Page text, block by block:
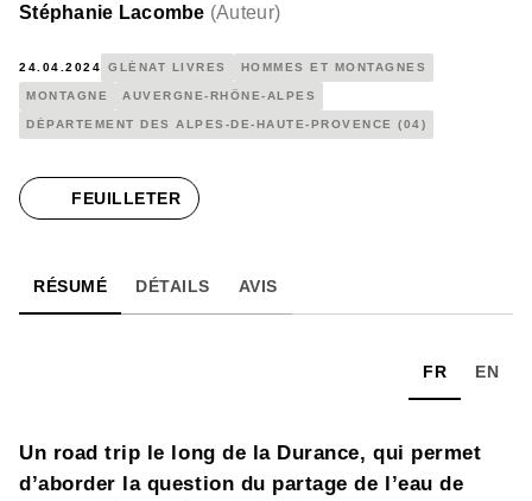
Stéphanie Lacombe (Auteur)
24.04.2024 GLÉNAT LIVRES HOMMES ET MONTAGNES
MONTAGNE AUVERGNE-RHÔNE-ALPES
DÉPARTEMENT DES ALPES-DE-HAUTE-PROVENCE (04)
FEUILLETER
RÉSUMÉ DÉTAILS AVIS
FR EN
Un road trip le long de la Durance, qui permet
d’aborder la question du partage de l’eau de